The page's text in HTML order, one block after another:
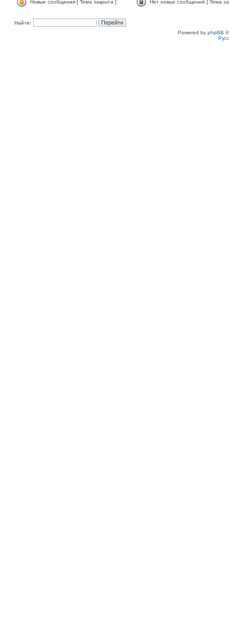
Новые сообщения [ Тема закрыта ] Нет новых сообщений [ Тема
Найти:
Powered by phpBB